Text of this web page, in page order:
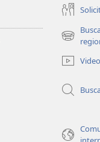
(abre
nueva